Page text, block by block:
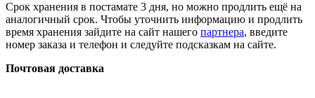
Срок хранения в постамате 3 дня, но можно продлить ещё на
аналогичный срок. Чтобы уточнить информацию и продлить
время хранения зайдите на сайт нашего партнера, введите
номер заказа и телефон и следуйте подсказкам на сайте.
Почтовая доставка